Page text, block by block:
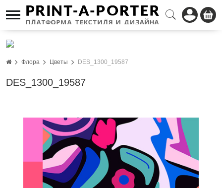
Флора Цветы DES_1300_19587
DES_1300_19587